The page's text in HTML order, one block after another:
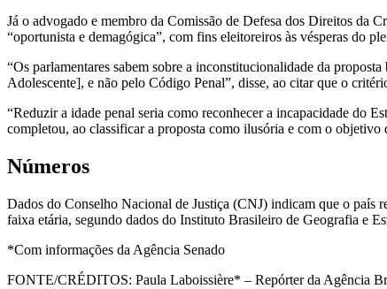
Já o advogado e membro da Comissão de Defesa dos Direitos da
“oportunista e demagógica”, com fins eleitoreiros às vésperas do
“Os parlamentares sabem sobre a inconstitucionalidade da
Adolescente], e não pelo Código Penal”, disse, ao citar que o
“Reduzir a idade penal seria como reconhecer a incapacidade do
completou, ao classificar a proposta como ilusória e com o
Números
Dados do Conselho Nacional de Justiça (CNJ) indicam que o país
faixa etária, segundo dados do Instituto Brasileiro de Geografia e
*Com informações da Agência Senado
FONTE/CRÉDITOS: Paula Laboissière* – Repórter da Agência